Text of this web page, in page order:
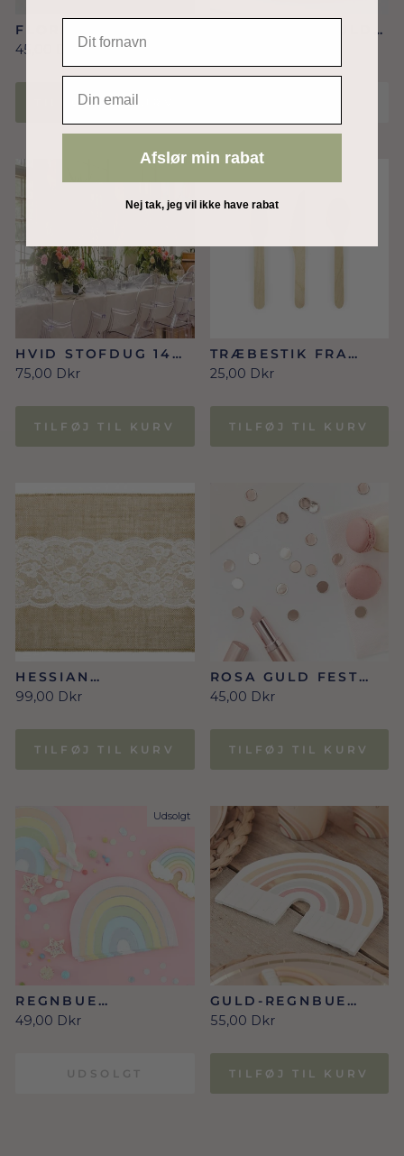
FLORAL PINK HAPPY
BIRTHDAY
SERVIETTER
45,00 Dkr
TILFØJ TIL KURV
HVID STOFDUG 140
X 170CM
75,00 Dkr
TILFØJ TIL KURV
TRÆBESTIK FRA
WOODLAND 6
PERSONER
25,00 Dkr
TILFØJ TIL KURV
HESSIAN
BORDLØBER MED
BLONDE, MÅL: 0.28
99,00 Dkr
TILFØJ TIL KURV
ROSA GULD FEST
KONFETTI
45,00 Dkr
TILFØJ TIL KURV
Udsolgt
REGNBUE
SERVIETTER
49,00 Dkr
UDSOLGT
GULD-REGNBUE
FORMEDE
SERVIETTER
55,00 Dkr
TILFØJ TIL KURV
Afslør min rabat
Nej tak, jeg vil ikke have rabat